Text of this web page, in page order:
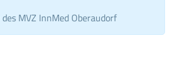
des MVZ InnMed Oberaudorf